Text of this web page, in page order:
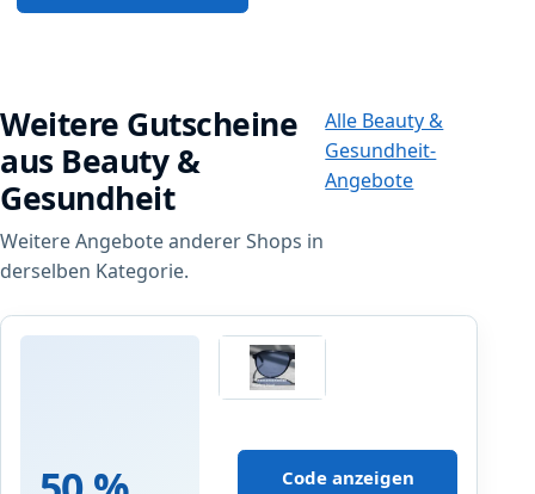
Weitere Gutscheine
aus Beauty &
Gesundheit
Weitere Angebote anderer Shops in
derselben Kategorie.
Alle Beauty &
Gesundheit-
Angebote
Code anzeigen